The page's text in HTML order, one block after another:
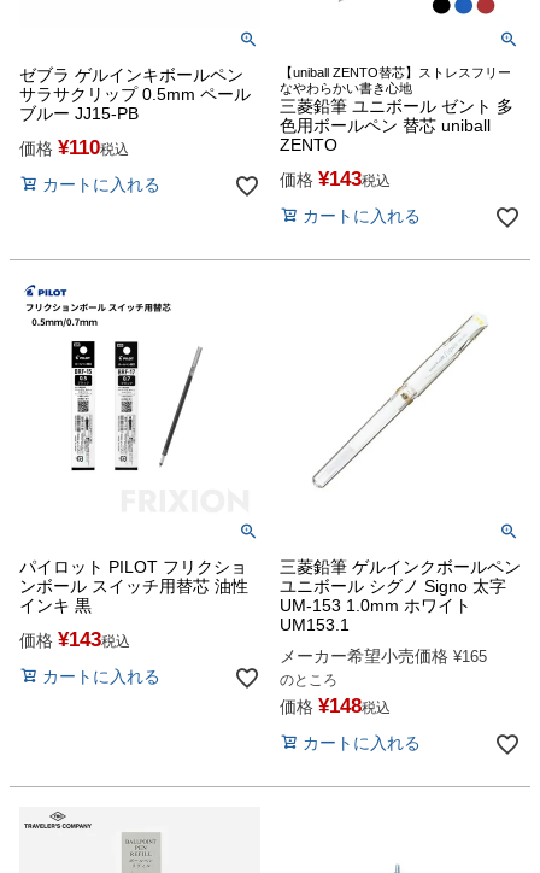
ゼブラ ゲルインキボールペン
サラサクリップ 0.5mm ペール
ブルー JJ15-PB
価格 ¥110税込
カートに入れる
【uniball ZENTO替芯】ストレスフリー
なやわらかい書き心地
三菱鉛筆 ユニボール ゼント 多
色用ボールペン 替芯 uniball
ZENTO
価格 ¥143税込
カートに入れる
パイロット PILOT フリクショ
ンボール スイッチ用替芯 油性
インキ 黒
価格 ¥143税込
カートに入れる
三菱鉛筆 ゲルインクボールペン
ユニボール シグノ Signo 太字
UM-153 1.0mm ホワイト
UM153.1
メーカー希望小売価格 ¥165
のところ
価格 ¥148税込
カートに入れる